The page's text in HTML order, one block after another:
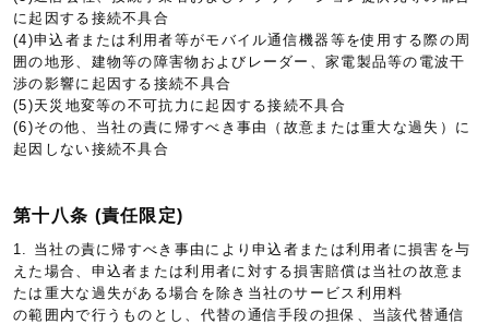
に起因する接続不具合
(4)申込者または利用者等がモバイル通信機器等を使用する際の周
囲の地形、建物等の障害物およびレーダー、家電製品等の電波干
渉の影響に起因する接続不具合
(5)天災地変等の不可抗力に起因する接続不具合
(6)その他、当社の責に帰すべき事由（故意または重大な過失）に
起因しない接続不具合
第十八条 (責任限定)
1. 当社の責に帰すべき事由により申込者または利用者に損害を与
えた場合、申込者または利用者に対する損害賠償は当社の故意ま
たは重大な過失がある場合を除き当社のサービス利用料
の範囲内で行うものとし、代替の通信手段の担保、当該代替通信